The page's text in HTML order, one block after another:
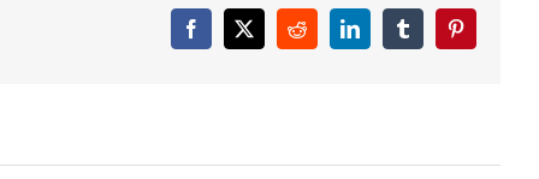
Facebook
X RedditLinkedInTumblrPinterest